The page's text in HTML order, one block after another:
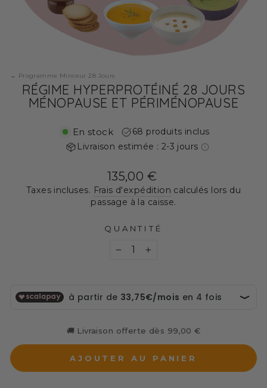
Visuels illustratifs — voir la liste des produits inclus.
Programme Minceur 28 Jours
RÉGIME HYPERPROTÉINÉ 28 JOURS
MÉNOPAUSE ET PÉRIMÉNOPAUSE
En stock
68 produits inclus
Livraison estimée : 2-3 jours
Prix
régulier
135,00 €
Taxes incluses. Frais d'expédition calculés lors du
passage à la caisse.
QUANTITÉ
🚚 Livraison offerte dès 99,00 €
AJOUTER AU PANIER